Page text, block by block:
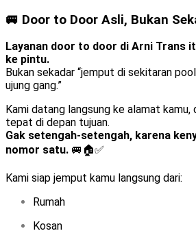
🚐 Door to Door Asli, Bukan
Layanan door to door di Arni Trans
ke pintu.
Bukan sekadar “jemput di sekitaran
ujung gang.”
Kami datang langsung ke alamat kamu,
tepat di depan tujuan.
Gak setengah-setengah, karena
nomor satu. 🚐🏠✅
Kami siap jemput kamu langsung dari:
Rumah
Kosan